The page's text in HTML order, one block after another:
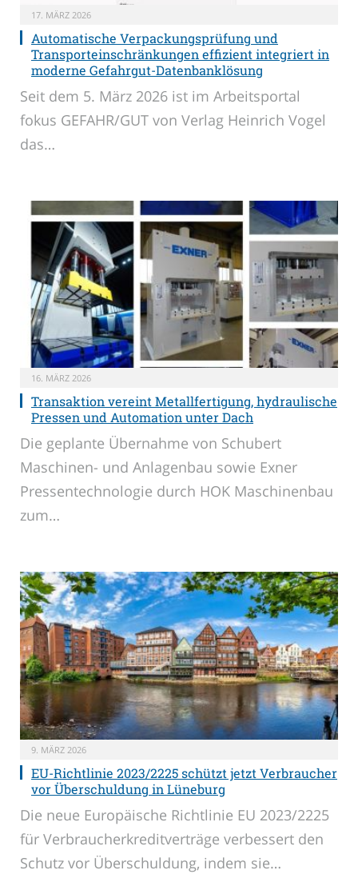
17. MÄRZ 2026
Automatische Verpackungsprüfung und
Transporteinschränkungen effizient integriert in
moderne Gefahrgut-Datenbanklösung
Seit dem 5. März 2026 ist im Arbeitsportal
fokus GEFAHR/GUT von Verlag Heinrich Vogel
das…
16. MÄRZ 2026
Transaktion vereint Metallfertigung, hydraulische
Pressen und Automation unter Dach
Die geplante Übernahme von Schubert
Maschinen- und Anlagenbau sowie Exner
Pressentechnologie durch HOK Maschinenbau
zum…
9. MÄRZ 2026
EU-Richtlinie 2023/2225 schützt jetzt Verbraucher
vor Überschuldung in Lüneburg
Die neue Europäische Richtlinie EU 2023/2225
für Verbraucherkreditverträge verbessert den
Schutz vor Überschuldung, indem sie…